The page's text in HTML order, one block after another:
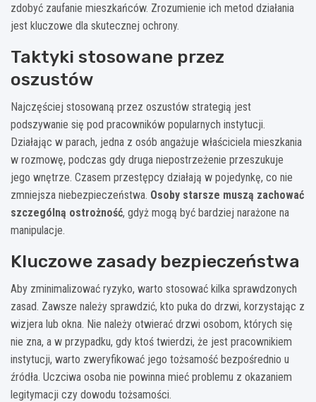
zdobyć zaufanie mieszkańców. Zrozumienie ich metod działania
jest kluczowe dla skutecznej ochrony.
Taktyki stosowane przez
oszustów
Najczęściej stosowaną przez oszustów strategią jest
podszywanie się pod pracowników popularnych instytucji.
Działając w parach, jedna z osób angażuje właściciela mieszkania
w rozmowę, podczas gdy druga niepostrzeżenie przeszukuje
jego wnętrze. Czasem przestępcy działają w pojedynkę, co nie
zmniejsza niebezpieczeństwa. Osoby starsze muszą zachować
szczególną ostrożność, gdyż mogą być bardziej narażone na
manipulacje.
Kluczowe zasady bezpieczeństwa
Aby zminimalizować ryzyko, warto stosować kilka sprawdzonych
zasad. Zawsze należy sprawdzić, kto puka do drzwi, korzystając z
wizjera lub okna. Nie należy otwierać drzwi osobom, których się
nie zna, a w przypadku, gdy ktoś twierdzi, że jest pracownikiem
instytucji, warto zweryfikować jego tożsamość bezpośrednio u
źródła. Uczciwa osoba nie powinna mieć problemu z okazaniem
legitymacji czy dowodu tożsamości.